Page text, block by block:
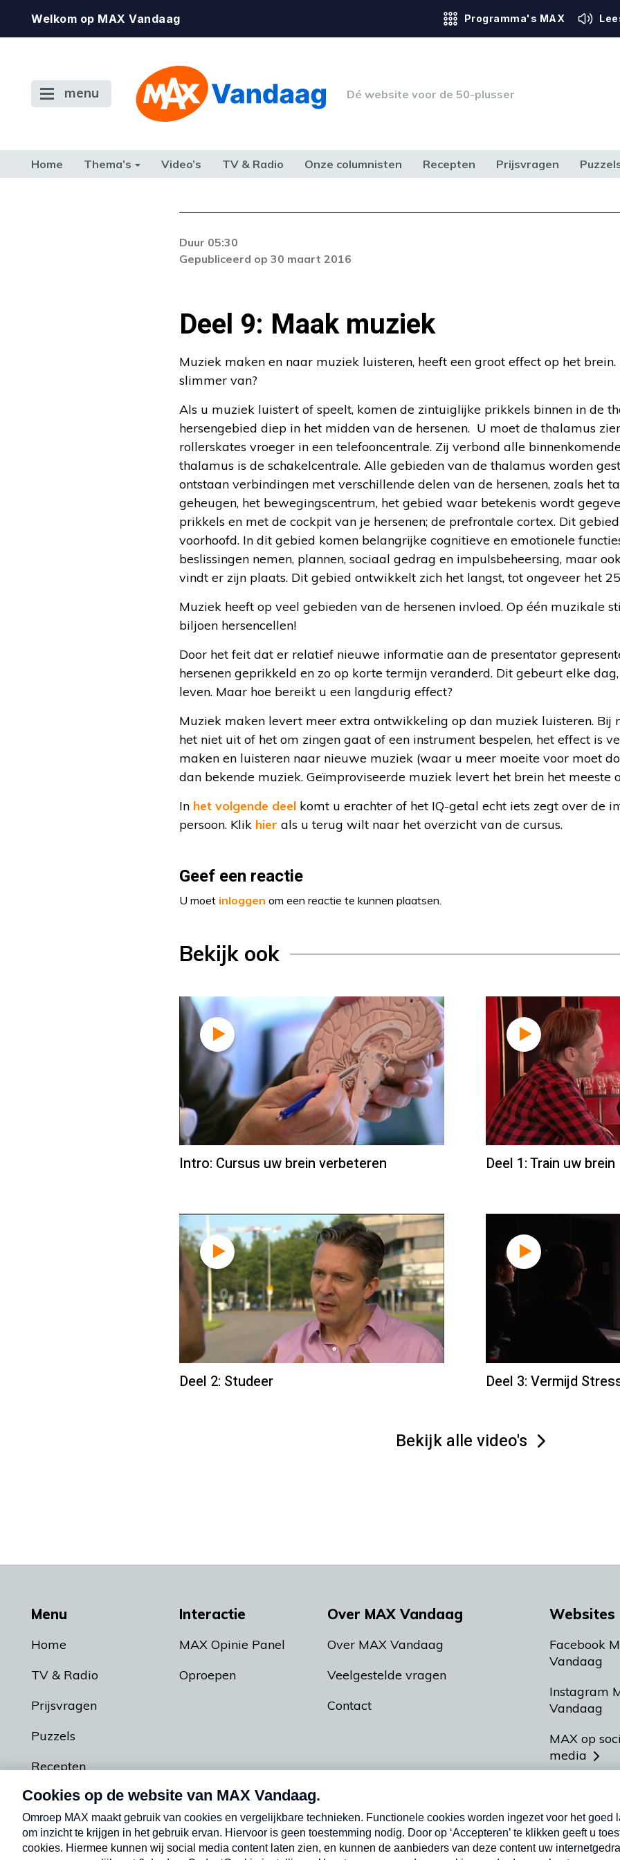
Welkom op MAX Vandaag Programma's MAX
menu Dé website voor de 50-plusser
Home Thema’s Video’s TV & Radio Onze columnisten Recepten Prijsvragen
Duur 05:30
Gepubliceerd op 30 maart 2016
Deel 9: Maak muziek
Muziek maken en naar muziek luisteren, heeft een groot effect op het
slimmer van?
Als u muziek luistert of speelt, komen de zintuiglijke prikkels binnen in de
hersengebied diep in het midden van de hersenen. U moet de thalamus
rollerskates vroeger in een telefooncentrale. Zij verbond alle
thalamus is de schakelcentrale. Alle gebieden van de thalamus worden
ontstaan verbindingen met verschillende delen van de hersenen, zoals het
geheugen, het bewegingscentrum, het gebied waar betekenis wordt
prikkels en met de cockpit van je hersenen; de prefrontale cortex. Dit
voorhoofd. In dit gebied komen belangrijke cognitieve en emotionele
beslissingen nemen, plannen, sociaal gedrag en impulsbeheersing, maar
vindt er zijn plaats. Dit gebied ontwikkelt zich het langst, tot ongeveer het
Muziek heeft op veel gebieden van de hersenen invloed. Op één muzikale
biljoen hersencellen!
Door het feit dat er relatief nieuwe informatie aan de presentator
hersenen geprikkeld en zo op korte termijn veranderd. Dit gebeurt elke
leven. Maar hoe bereikt u een langdurig effect?
Muziek maken levert meer extra ontwikkeling op dan muziek luisteren. Bij
het niet uit of het om zingen gaat of een instrument bespelen, het effect is
maken en luisteren naar nieuwe muziek (waar u meer moeite voor moet
dan bekende muziek. Geïmproviseerde muziek levert het brein het meeste
In het volgende deel komt u erachter of het IQ-getal echt iets zegt over de
persoon. Klik hier als u terug wilt naar het overzicht van de cursus.
Geef een reactie
U moet inloggen om een reactie te kunnen plaatsen.
Bekijk ook
Intro: Cursus uw brein verbeteren Deel 1: Train uw brein
Deel 2: Studeer Deel 3: Vermijd
Bekijk alle video's
Menu
Home
TV & Radio
Prijsvragen
Puzzels
Recepten
Podcasts
Interactie
MAX Opinie Panel
Oproepen
Over MAX Vandaag
Over MAX Vandaag
Veelgestelde vragen
Contact
Websites
Facebook
Vandaag
Instagram
Vandaag
MAX op
media
Meldpunt
Heel